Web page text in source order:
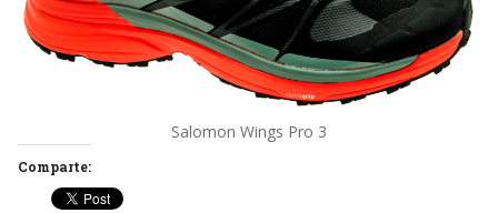
Salomon Wings Pro 3
Comparte: